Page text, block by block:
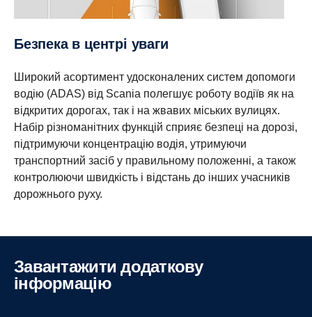
Безпека в центрі уваги
Широкий асортимент удосконалених систем допомоги
водію (ADAS) від Scania полегшує роботу водіїв як на
відкритих дорогах, так і на жвавих міських вулицях.
Набір різноманітних функцій сприяє безпеці на дорозі,
підтримуючи концентрацію водія, утримуючи
транспортний засіб у правильному положенні, а також
контролюючи швидкість і відстань до інших учасників
дорожнього руху.
Завантажити додаткову
інформацію